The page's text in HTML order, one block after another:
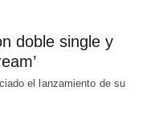
doble single y
el lanzamiento de su